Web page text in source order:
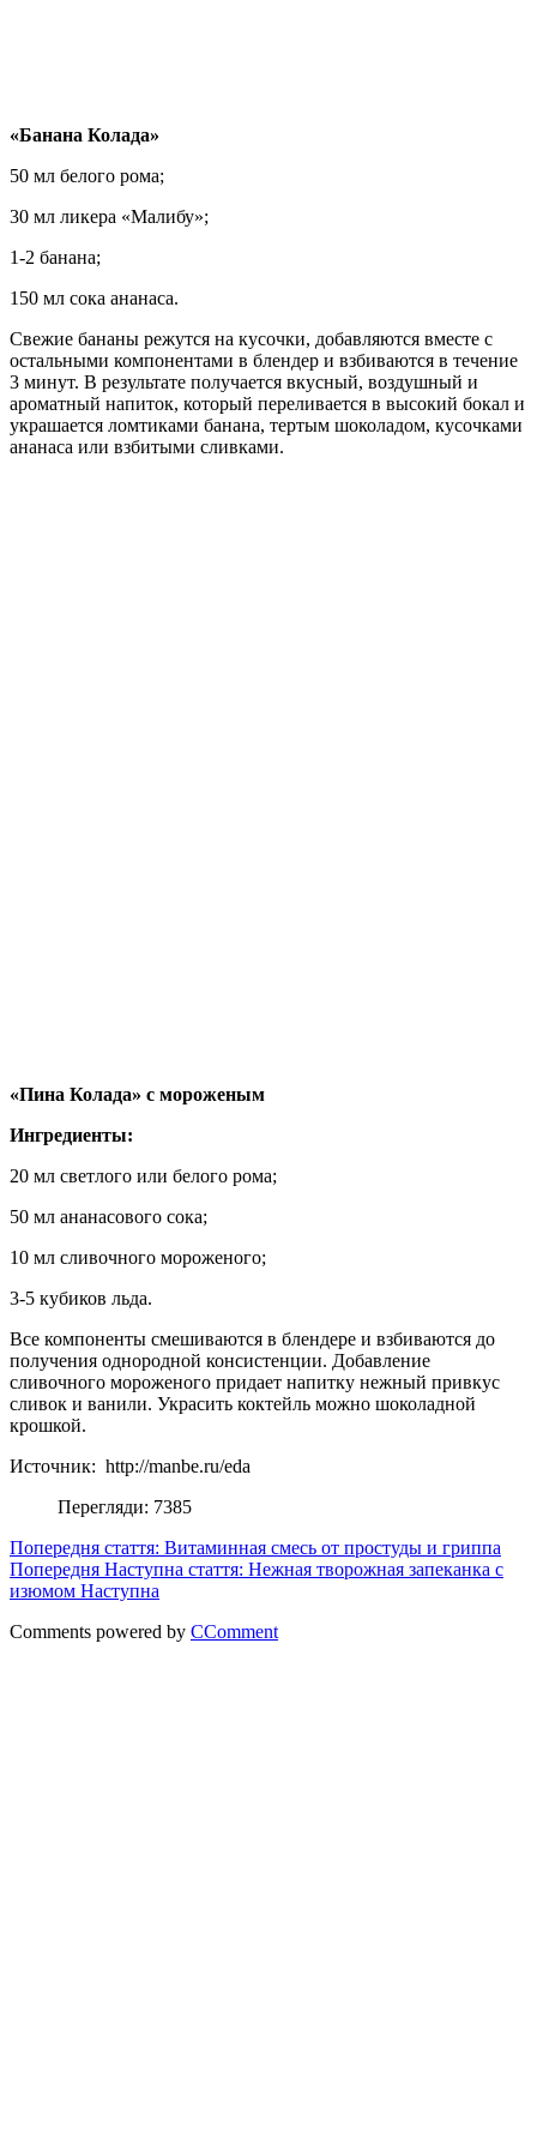
«Банана Колада»
50 мл белого рома;
30 мл ликера «Малибу»;
1-2 банана;
150 мл сока ананаса.
Свежие бананы режутся на кусочки, добавляются вместе с
остальными компонентами в блендер и взбиваются в течение
3 минут. В результате получается вкусный, воздушный и
ароматный напиток, который переливается в высокий бокал и
украшается ломтиками банана, тертым шоколадом, кусочками
ананаса или взбитыми сливками.
«Пина Колада» с мороженым
Ингредиенты:
20 мл светлого или белого рома;
50 мл ананасового сока;
10 мл сливочного мороженого;
3-5 кубиков льда.
Все компоненты смешиваются в блендере и взбиваются до
получения однородной консистенции. Добавление
сливочного мороженого придает напитку нежный привкус
сливок и ванили. Украсить коктейль можно шоколадной
крошкой.
Источник: http://manbe.ru/eda
Перегляди: 7385
Попередня стаття: Витаминная смесь от простуды и гриппа
Попередня Наступна стаття: Нежная творожная запеканка с
изюмом Наступна
Comments powered by CComment